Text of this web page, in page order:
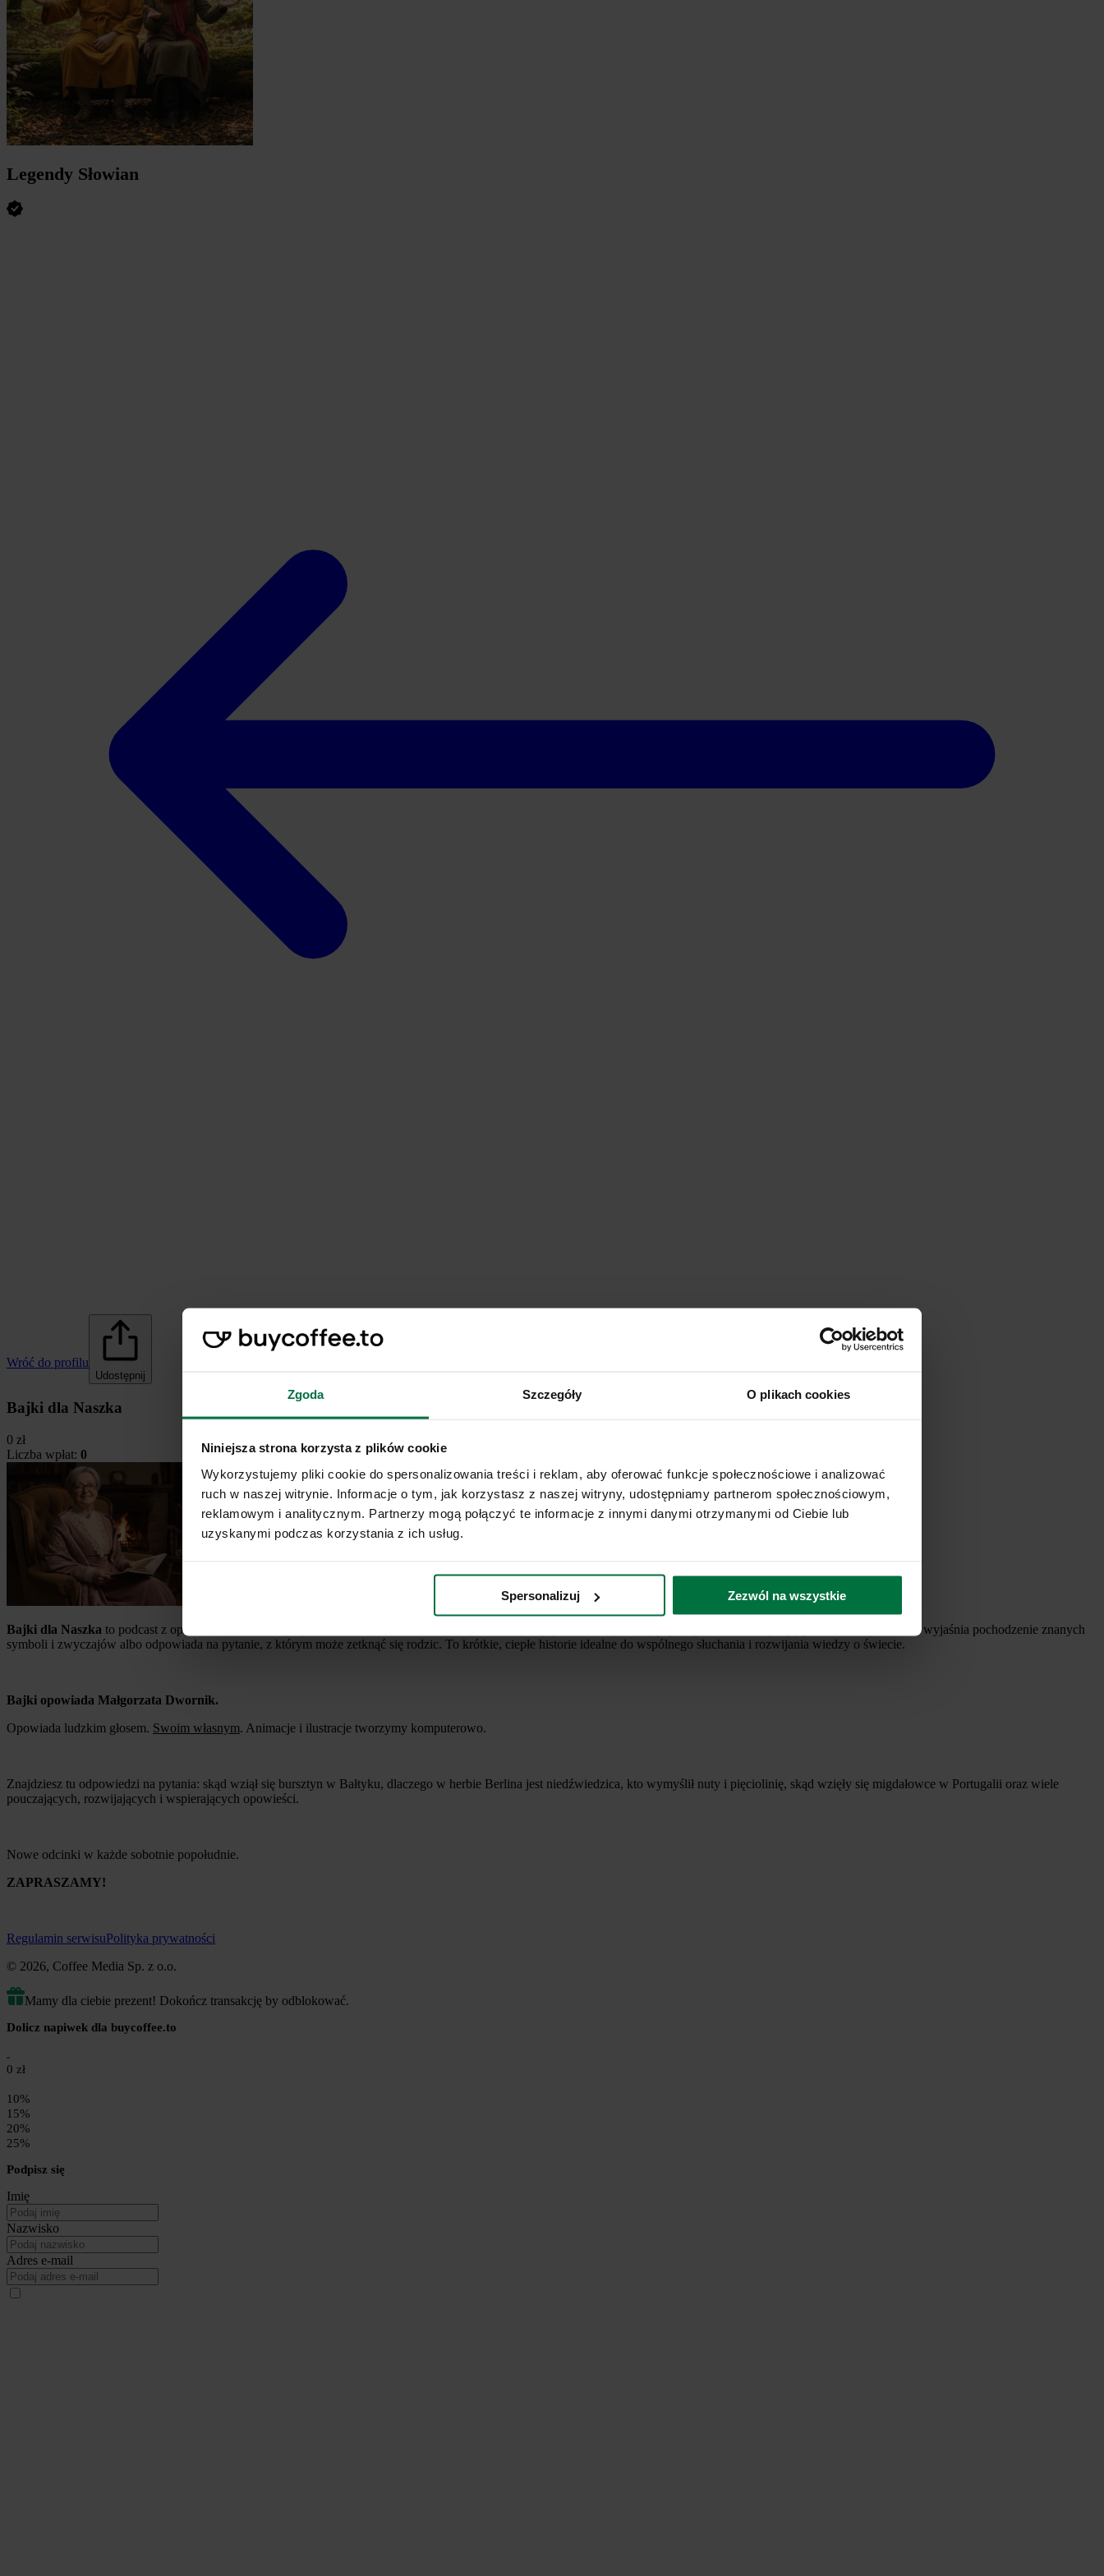
Zgoda Szczegóły O plikach cookies
Niniejsza strona korzysta z plików cookie
Wykorzystujemy pliki cookie do spersonalizowania treści i reklam, aby oferować funkcje społecznościowe i analizować
ruch w naszej witrynie. Informacje o tym, jak korzystasz z naszej witryny, udostępniamy partnerom społecznościowym,
reklamowym i analitycznym. Partnerzy mogą połączyć te informacje z innymi danymi otrzymanymi od Ciebie lub
uzyskanymi podczas korzystania z ich usług.
Spersonalizuj Zezwól na wszystkie
Legendy Słowian
Wróć do profilu
Udostępnij
Bajki dla Naszka
0 zł
Liczba wpłat: 0
Bajki dla Naszka to podcast z opowieściami, które łączą ciekawostki o świecie, kulturze, historii i tradycjach z lekką narracją i prostym, zrozumiałym językiem. Każdy odcinek wyjaśnia pochodzenie znanych
symboli i zwyczajów albo odpowiada na pytanie, z którym może zetknąć się rodzic. To krótkie, ciepłe historie idealne do wspólnego słuchania i rozwijania wiedzy o świecie.
Bajki opowiada Małgorzata Dwornik.
Opowiada ludzkim głosem. Swoim własnym. Animacje i ilustracje tworzymy komputerowo.
Znajdziesz tu odpowiedzi na pytania: skąd wziął się bursztyn w Bałtyku, dlaczego w herbie Berlina jest niedźwiedzica, kto wymyślił nuty i pięciolinię, skąd wzięły się migdałowce w Portugalii oraz wiele
pouczających, rozwijających i wspierających opowieści.
Nowe odcinki w każde sobotnie popołudnie.
ZAPRASZAMY!
Regulamin serwisuPolityka prywatności
© 2026, Coffee Media Sp. z o.o.
Mamy dla ciebie prezent! Dokończ transakcję by odblokować.
Dolicz napiwek dla buycoffee.to
0 zł
10%
15%
20%
25%
Podpisz się
Imię
Nazwisko
Adres e-mail